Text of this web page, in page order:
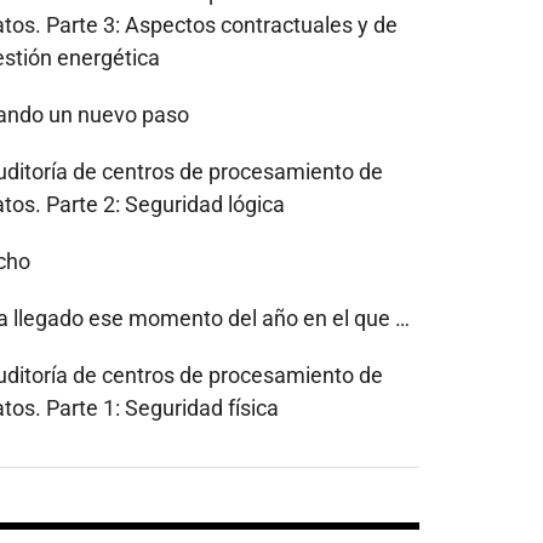
Parte 3: Aspectos contractuales y de
energética
un nuevo paso
de centros de procesamiento de
Parte 2: Seguridad lógica
llegado ese momento del año en el que …
de centros de procesamiento de
Parte 1: Seguridad física